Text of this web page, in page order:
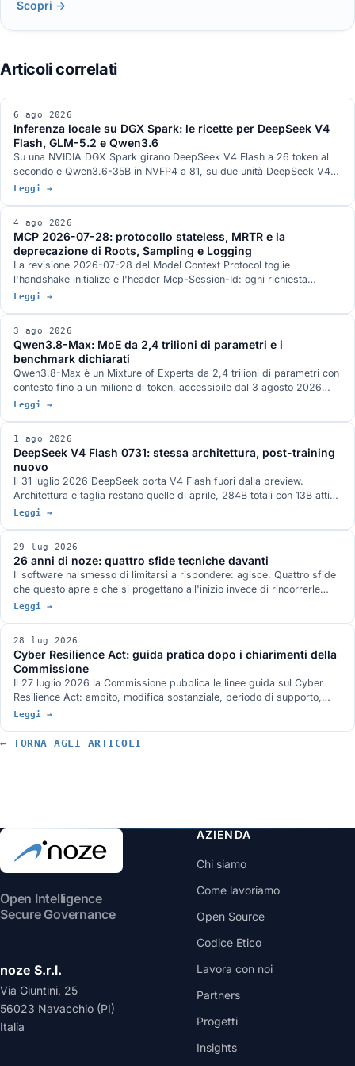
Scopri →
6 ago 2026
Inferenza locale su DGX Spark: le ricette per DeepSeek V4
Flash, GLM-5.2 e Qwen3.6
Su una NVIDIA DGX Spark girano DeepSeek V4 Flash a 26 token al
secondo e Qwen3.6-35B in NVFP4 a 81, su due unità DeepSeek V4
Flash 0731 a 82, su tre GLM-5.2 con vision a 348k di contesto. Gli
parametri in 272 GB. L'hardware GB10 da 128 GB e 273 GB/s, e le
condizioni in cui ogni numero è stato misurato.
Leggi →
4 ago 2026
MCP 2026-07-28: protocollo stateless, MRTR e la
deprecazione di Roots, Sampling e Logging
La revisione 2026-07-28 del Model Context Protocol toglie
l'handshake initialize e l'header Mcp-Session-Id: ogni richiesta
viaggia da sola e un server MCP sta dietro un load balancer come un
Sampling e Logging sono deprecate con dodici mesi di finestra.
Leggi →
3 ago 2026
Qwen3.8-Max: MoE da 2,4 trilioni di parametri e i
benchmark dichiarati
Qwen3.8-Max è un Mixture of Experts da 2,4 trilioni di parametri con
contesto fino a un milione di token, accessibile dal 3 agosto 2026
attraverso le API di Model Studio e la piattaforma QwenWork. I pesi
benchmark pubblicati da Qwen, dove il quadro non è a senso unico, e
la serie Max finora.
Leggi →
1 ago 2026
DeepSeek V4 Flash 0731: stessa architettura, post-training
nuovo
Il 31 luglio 2026 DeepSeek porta V4 Flash fuori dalla preview.
Architettura e taglia restano quelle di aprile, 284B totali con 13B attivi,
e il guadagno viene tutto dal post-training rifatto: Terminal-Bench 2.1
antirez.
Leggi →
29 lug 2026
26 anni di noze: quattro sfide tecniche davanti
Il software ha smesso di limitarsi a rispondere: agisce. Quattro sfide
che questo apre e che si progettano all'inizio invece di rincorrerle
dopo: chi autorizza gli agenti, portare il modello al dato, la conformità
Leggi →
28 lug 2026
Cyber Resilience Act: guida pratica dopo i chiarimenti della
Commissione
Il 27 luglio 2026 la Commissione pubblica le linee guida sul Cyber
Resilience Act: ambito, modifica sostanziale, periodo di supporto,
reporting e valutazione del rischio, con 67 esempi pratici e attenzione
un'azienda ora, in ordine, con le date che contano.
Leggi →
← TORNA AGLI ARTICOLI
Open Intelligence
Secure Governance
noze S.r.l.
Via Giuntini, 25
56023 Navacchio (PI)
Italia
AZIENDA
Chi siamo
Come lavoriamo
Open Source
Codice Etico
Lavora con noi
Partners
Progetti
Insights